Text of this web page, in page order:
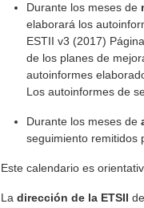
Durante los meses de
elaborará los
ESTII v3 (2017)
de los planes de
autoinformes
Los autoinformes de
Durante los meses de
seguimiento remitidos
Este calendario es
La dirección de la ETSII